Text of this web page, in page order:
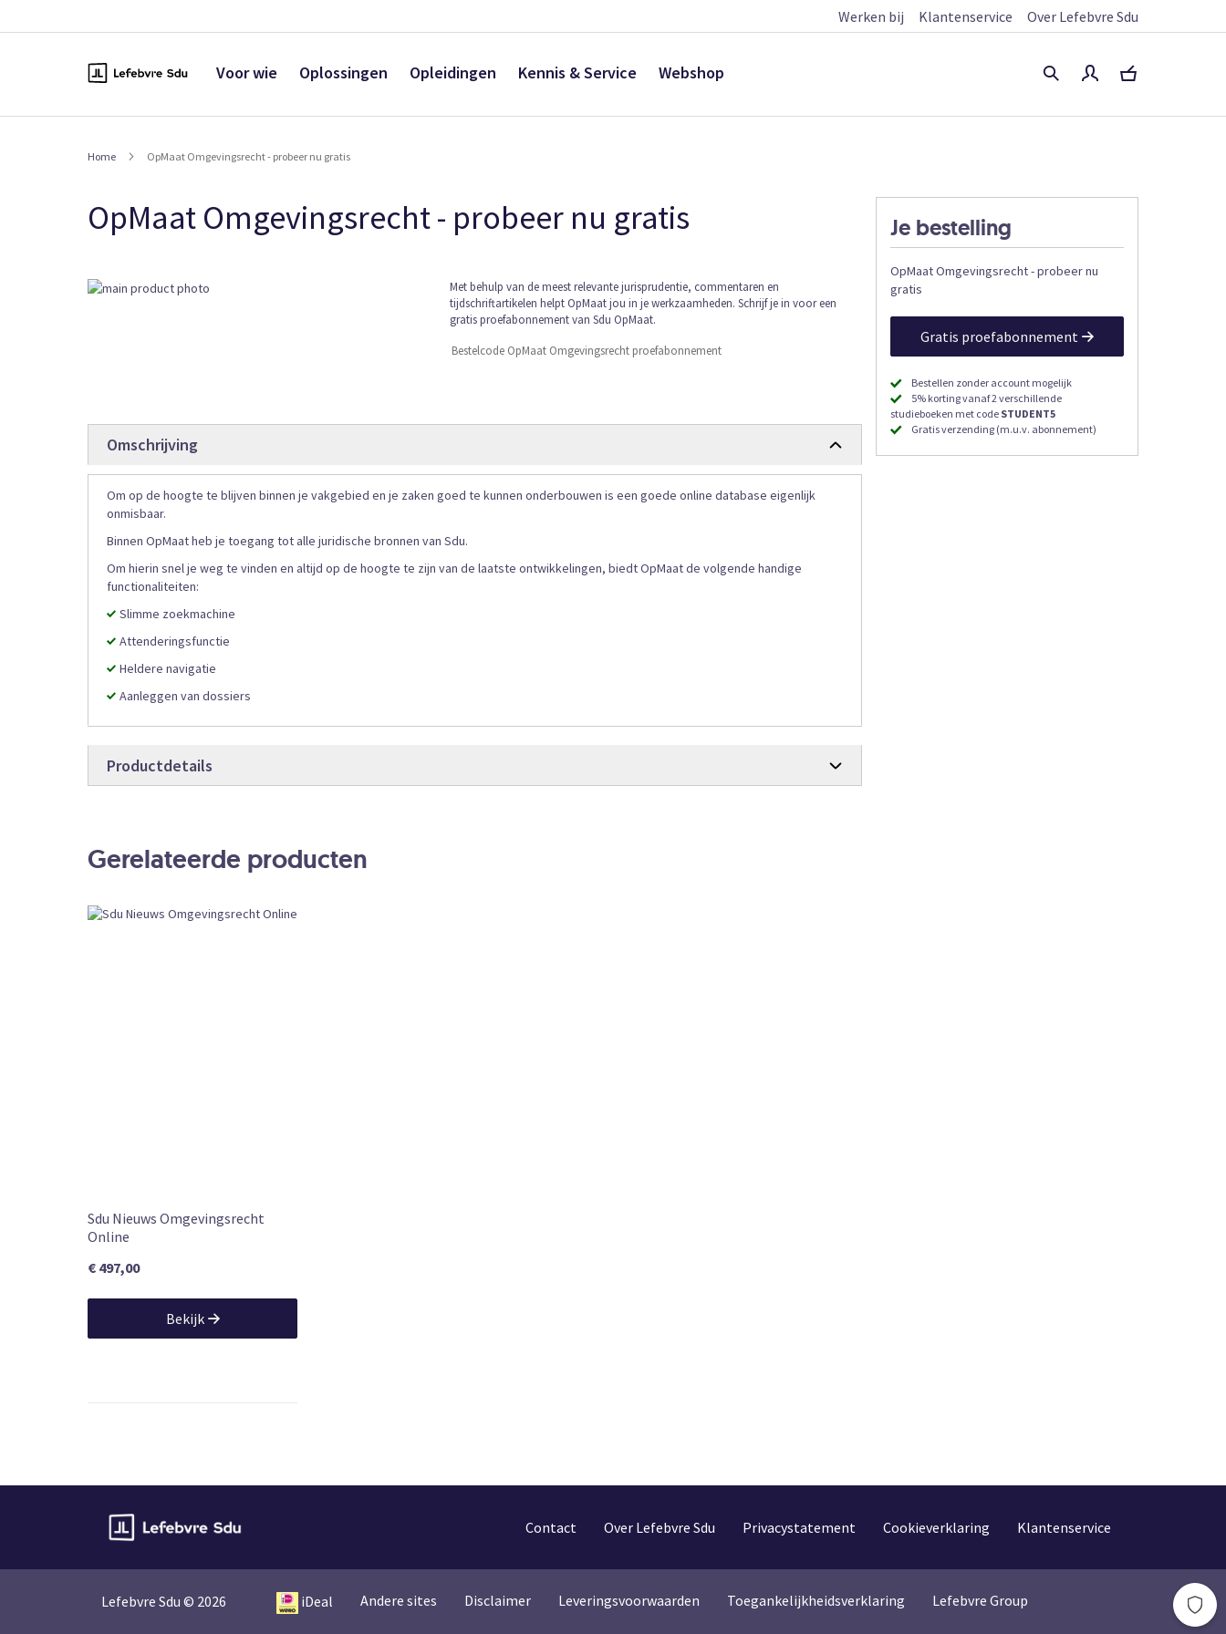
Werken bij Klantenservice Over Lefebvre Sdu
Voor wie Oplossingen Opleidingen Kennis & Service Webshop
Home OpMaat Omgevingsrecht - probeer nu gratis
OpMaat Omgevingsrecht - probeer nu gratis Je bestelling
OpMaat Omgevingsrecht - probeer nu
gratis
Gratis proefabonnement
Bestellen zonder account mogelijk
5% korting vanaf 2 verschillende
studieboeken met code STUDENT5
Gratis verzending (m.u.v. abonnement)
Ga
Bestelcode OpMaat Omgevingsrecht proefabonnement
Ga
naar
het
begin
van
Met behulp van de meest relevante jurisprudentie, commentaren en
tijdschriftartikelen helpt OpMaat jou in je werkzaamheden. Schrijf je in voor een
gratis proefabonnement van Sdu OpMaat.
Omschrijving
Om op de hoogte te blijven binnen je vakgebied en je zaken goed te kunnen onderbouwen is een goede online database eigenlijk
onmisbaar.
Binnen OpMaat heb je toegang tot alle juridische bronnen van Sdu.
Om hierin snel je weg te vinden en altijd op de hoogte te zijn van de laatste ontwikkelingen, biedt OpMaat de volgende handige
functionaliteiten:
Slimme zoekmachine
Attenderingsfunctie
Heldere navigatie
Aanleggen van dossiers
Productdetails
Gerelateerde producten
Sdu Nieuws Omgevingsrecht
Online
€ 497,00
Bekijk
Contact Over Lefebvre Sdu Privacystatement Cookieverklaring Klantenservice
Lefebvre Sdu © 2026 iDeal Andere sites Disclaimer Leveringsvoorwaarden Toegankelijkheidsverklaring Lefebvre Group